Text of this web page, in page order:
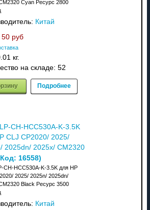
Cyan Ресурс 2800
Китай
50 руб
кг.
на складе: 52
Подробнее
CH-HCC530A-K-3.5K
CLJ CP2020/ 2025/
2025dn/ 2025x/ CM2320
16558)
CH-HCC530A-K-3.5K для HP
2025/ 2025n/ 2025dn/
Black Ресурс 3500
Китай